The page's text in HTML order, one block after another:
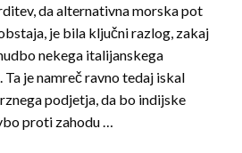
da alternativna morska pot
je bila ključni razlog, zakaj
nekega italijanskega
je namreč ravno tedaj iskal
podjetja, da bo indijske
proti zahodu …